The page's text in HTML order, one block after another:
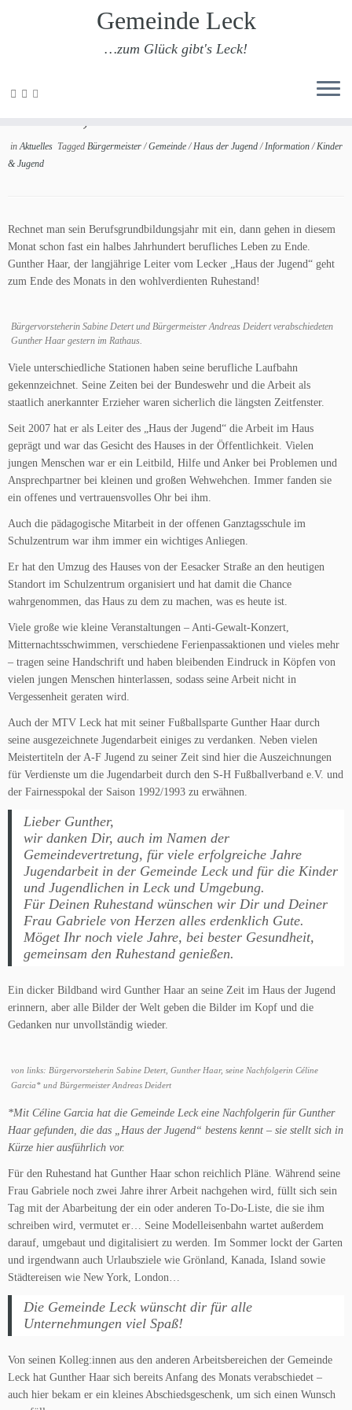
Zum
Gemeinde Leck
…zum Glück gibt's Leck!
inAktuelles Tagged Bürgermeister/Gemeinde/Haus der Jugend/Information/Kinder
& Jugend
Rechnet man sein Berufsgrundbildungsjahr mit ein, dann gehen in diesem
Monat schon fast ein halbes Jahrhundert berufliches Leben zu Ende.
Gunther Haar, der langjährige Leiter vom Lecker „Haus der Jugend“ geht
zum Ende des Monats in den wohlverdienten Ruhestand!
Bürgervorsteherin Sabine Detert und Bürgermeister Andreas Deidert verabschiedeten
Gunther Haar gestern im Rathaus.
Viele unterschiedliche Stationen haben seine berufliche Laufbahn
gekennzeichnet. Seine Zeiten bei der Bundeswehr und die Arbeit als
staatlich anerkannter Erzieher waren sicherlich die längsten Zeitfenster.
Seit 2007 hat er als Leiter des „Haus der Jugend“ die Arbeit im Haus
geprägt und war das Gesicht des Hauses in der Öffentlichkeit. Vielen
jungen Menschen war er ein Leitbild, Hilfe und Anker bei Problemen und
Ansprechpartner bei kleinen und großen Wehwehchen. Immer fanden sie
ein offenes und vertrauensvolles Ohr bei ihm.
Auch die pädagogische Mitarbeit in der offenen Ganztagsschule im
Schulzentrum war ihm immer ein wichtiges Anliegen.
Er hat den Umzug des Hauses von der Eesacker Straße an den heutigen
Standort im Schulzentrum organisiert und hat damit die Chance
wahrgenommen, das Haus zu dem zu machen, was es heute ist.
Viele große wie kleine Veranstaltungen – Anti-Gewalt-Konzert,
Mitternachtsschwimmen, verschiedene Ferienpassaktionen und vieles mehr
– tragen seine Handschrift und haben bleibenden Eindruck in Köpfen von
vielen jungen Menschen hinterlassen, sodass seine Arbeit nicht in
Vergessenheit geraten wird.
Auch der MTV Leck hat mit seiner Fußballsparte Gunther Haar durch
seine ausgezeichnete Jugendarbeit einiges zu verdanken. Neben vielen
Meistertiteln der A-F Jugend zu seiner Zeit sind hier die Auszeichnungen
für Verdienste um die Jugendarbeit durch den S-H Fußballverband e.V. und
der Fairnesspokal der Saison 1992/1993 zu erwähnen.
Lieber Gunther,
wir danken Dir, auch im Namen der
Gemeindevertretung, für viele erfolgreiche Jahre
Jugendarbeit in der Gemeinde Leck und für die Kinder
und Jugendlichen in Leck und Umgebung.
Für Deinen Ruhestand wünschen wir Dir und Deiner
Frau Gabriele von Herzen alles erdenklich Gute.
Möget Ihr noch viele Jahre, bei bester Gesundheit,
gemeinsam den Ruhestand genießen.
Ein dicker Bildband wird Gunther Haar an seine Zeit im Haus der Jugend
erinnern, aber alle Bilder der Welt geben die Bilder im Kopf und die
Gedanken nur unvollständig wieder.
von links: Bürgervorsteherin Sabine Detert, Gunther Haar, seine Nachfolgerin Céline
Garcia* und Bürgermeister Andreas Deidert
*Mit Céline Garcia hat die Gemeinde Leck eine Nachfolgerin für Gunther
Haar gefunden, die das „Haus der Jugend“ bestens kennt – sie stellt sich in
Kürze hier ausführlich vor.
Für den Ruhestand hat Gunther Haar schon reichlich Pläne. Während seine
Frau Gabriele noch zwei Jahre ihrer Arbeit nachgehen wird, füllt sich sein
Tag mit der Abarbeitung der ein oder anderen To-Do-Liste, die sie ihm
schreiben wird, vermutet er… Seine Modelleisenbahn wartet außerdem
darauf, umgebaut und digitalisiert zu werden. Im Sommer lockt der Garten
und irgendwann auch Urlaubsziele wie Grönland, Kanada, Island sowie
Städtereisen wie New York, London…
Die Gemeinde Leck wünscht dir für alle
Unternehmungen viel Spaß!
Von seinen Kolleg:innen aus den anderen Arbeitsbereichen der Gemeinde
Leck hat Gunther Haar sich bereits Anfang des Monats verabschiedet –
auch hier bekam er ein kleines Abschiedsgeschenk, um sich einen Wunsch